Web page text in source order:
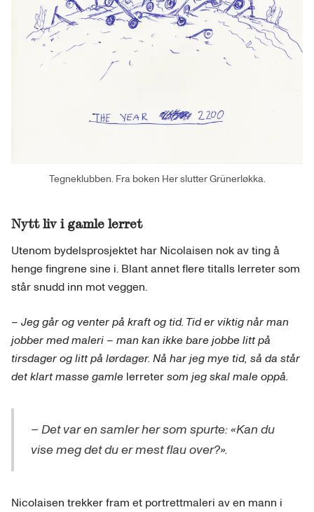
Tegneklubben. Fra boken Her slutter Grünerløkka.
Nytt liv i gamle lerret
Utenom bydelsprosjektet har Nicolaisen nok av ting å
henge fingrene sine i. Blant annet flere titalls lerreter som
står snudd inn mot veggen.
– Jeg går og venter på kraft og tid. Tid er viktig når man
jobber med maleri – man kan ikke bare jobbe litt på
tirsdager og litt på lørdager. Nå har jeg mye tid, så da står
det klart masse gamle lerretersom jeg skal male oppå.
– Det var en samler her som spurte: «Kan du
vise meg det du er mest flau over?».
Nicolaisen trekker fram et portrettmaleri av en mann i